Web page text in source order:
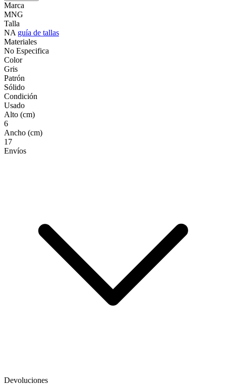
Marca
MNG
Talla
NA guía de tallas
Materiales
No Especifica
Color
Gris
Patrón
Sólido
Condición
Usado
Alto (cm)
6
Ancho (cm)
17
Envíos
Devoluciones